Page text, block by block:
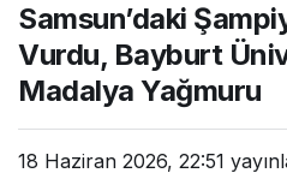
Samsun’daki
Vurdu, Bayburt
Madalya Yağmuru
18 Haziran 2026, 22:51